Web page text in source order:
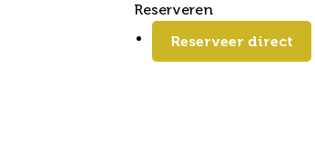
Reserveren
Reserveer direct